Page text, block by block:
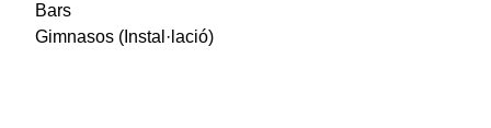
Bars
Gimnasos (Instal·lació)